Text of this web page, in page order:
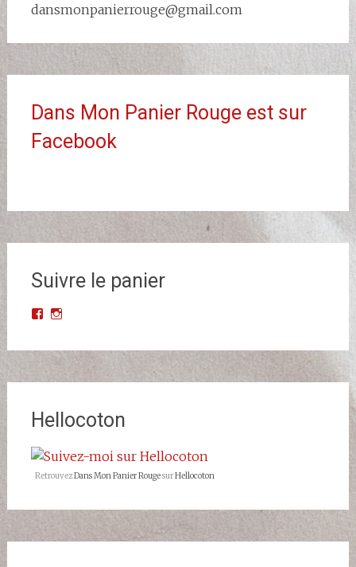
dansmonpanierrouge@gmail.com
Dans Mon Panier Rouge est sur
Facebook
Suivre le panier
Voir
de
Mon-
677523068993427/?
ref=br_rs
Facebook
Voir
de
dans_mon_panier_rouge
Hellocoton
RetrouvezDans Mon Panier RougesurHellocoton